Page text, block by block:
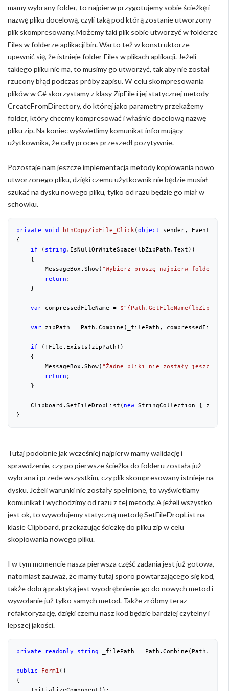
mamy wybrany folder, to najpierw przygotujemy sobie ścieżkę i
nazwę pliku docelową, czyli taką pod którą zostanie utworzony
plik skompresowany. Możemy taki plik sobie utworzyć w folderze
Files w folderze aplikacji bin. Warto też w konstruktorze
upewnić się, że istnieje folder Files w plikach aplikacji. Jeżeli
takiego pliku nie ma, to musimy go utworzyć, tak aby nie został
rzucony błąd podczas próby zapisu. W celu skompresowania
plików w C# skorzystamy z klasy ZipFile i jej statycznej metody
CreateFromDirectory, do której jako parametry przekażemy
folder, który chcemy kompresować i właśnie docelową nazwę
pliku zip. Na koniec wyświetlimy komunikat informujący
użytkownika, że cały proces przeszedł pozytywnie.
Pozostaje nam jeszcze implementacja metody kopiowania nowo
utworzonego pliku, dzięki czemu użytkownik nie będzie musiał
szukać na dysku nowego pliku, tylko od razu będzie go miał w
schowku.
private void btnCopyZipFile_Click(object sender, EventArgs
{
if ( string .IsNullOrWhiteSpace(lbZipPath.Text))
    {
        MessageBox.Show(
"Wybierz proszę najpierw folder,
return ;
    }
var compressedFileName = $"
var zipPath = Path.Combine(_filePath,
if (!File.Exists(zipPath))
    {
        MessageBox.Show(
"Żadne pliki nie zostały jeszcze
return ;
    }
    Clipboard.SetFileDropList(
new StringCollection {
}
Tutaj podobnie jak wcześniej najpierw mamy walidację i
sprawdzenie, czy po pierwsze ścieżka do folderu została już
wybrana i przede wszystkim, czy plik skompresowany istnieje na
dysku. Jeżeli warunki nie zostały spełnione, to wyświetlamy
komunikat i wychodzimy od razu z tej metody. A jeżeli wszystko
jest ok, to wywołujemy statyczną metodę SetFileDropList na
klasie Clipboard, przekazując ścieżkę do pliku zip w celu
skopiowania nowego pliku.
I w tym momencie nasza pierwsza część zadania jest już gotowa,
natomiast zauważ, że mamy tutaj sporo powtarzającego się kod,
także dobrą praktyką jest wyodrębnienie go do nowych metod i
wywołanie już tylko samych metod. Także zróbmy teraz
refaktoryzację, dzięki czemu nasz kod będzie bardziej czytelny i
lepszej jakości.
private readonly string _filePath =
public Form1 (
{